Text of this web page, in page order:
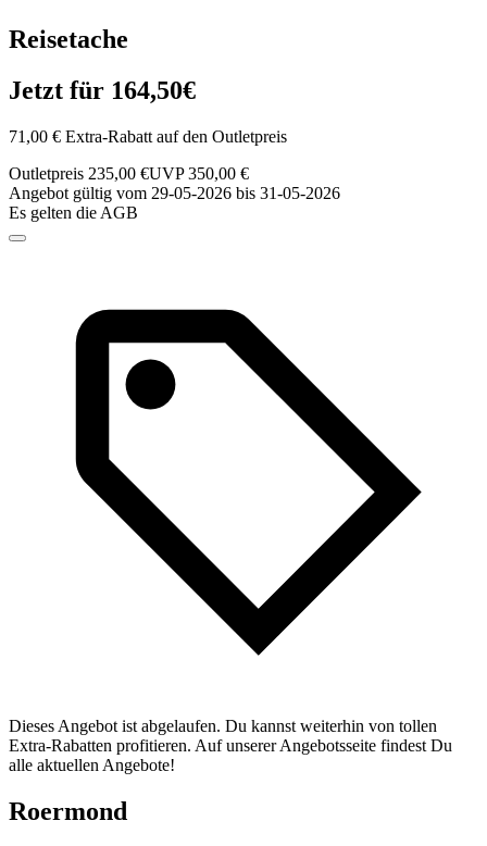
Reisetache
Jetzt für 164,50€
71,00 € Extra-Rabatt auf den Outletpreis
Outletpreis 235,00 €UVP 350,00 €
Angebot gültig vom 29-05-2026 bis 31-05-2026
Es gelten die AGB
Dieses Angebot ist abgelaufen. Du kannst weiterhin von tollen
Extra-Rabatten profitieren. Auf unserer Angebotsseite findest Du
alle aktuellen Angebote!
Roermond